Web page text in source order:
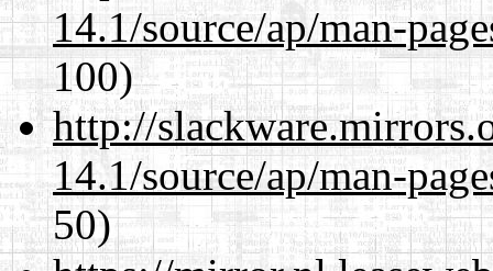
14.1/source/ap/man-
100)
http://
14.1/source/ap/man-
50)